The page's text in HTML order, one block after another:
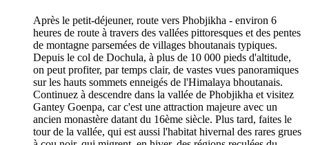
Après le petit-déjeuner, route vers Phobjikha - environ 6
heures de route à travers des vallées pittoresques et des pentes
de montagne parsemées de villages bhoutanais typiques.
Depuis le col de Dochula, à plus de 10 000 pieds d'altitude,
on peut profiter, par temps clair, de vastes vues panoramiques
sur les hauts sommets enneigés de l'Himalaya bhoutanais.
Continuez à descendre dans la vallée de Phobjikha et visitez
Gantey Goenpa, car c'est une attraction majeure avec un
ancien monastère datant du 16ème siècle. Plus tard, faites le
tour de la vallée, qui est aussi l'habitat hivernal des rares grues